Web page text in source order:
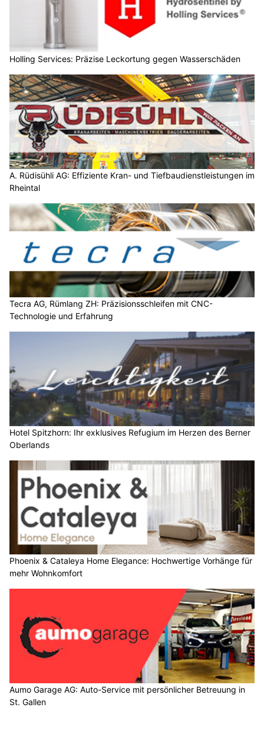
Holling Services: Präzise Leckortung gegen Wasserschäden
A. Rüdisühli AG: Effiziente Kran- und Tiefbaudienstleistungen im
Rheintal
Tecra AG, Rümlang ZH: Präzisionsschleifen mit CNC-
Technologie und Erfahrung
Hotel Spitzhorn: Ihr exklusives Refugium im Herzen des Berner
Oberlands
Phoenix & Cataleya Home Elegance: Hochwertige Vorhänge für
mehr Wohnkomfort
Aumo Garage AG: Auto-Service mit persönlicher Betreuung in
St. Gallen